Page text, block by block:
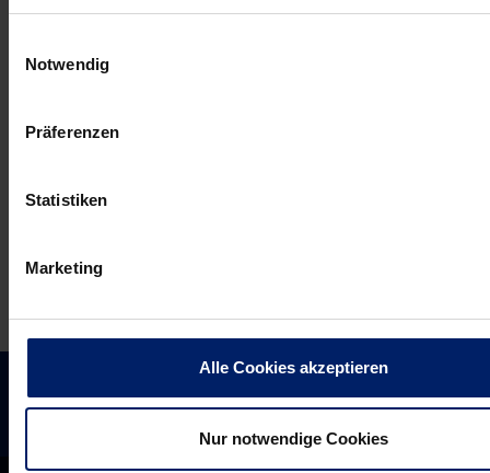
Notwendig
Präferenzen
Statistiken
Marketing
Alle Cookies akzeptieren
Nur notwendige Cookies